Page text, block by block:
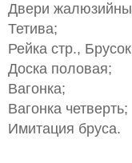
Двери
Тетива;
Рейка стр.,
Доска половая;
Вагонка;
Вагонка четверть;
Имитация бруса.